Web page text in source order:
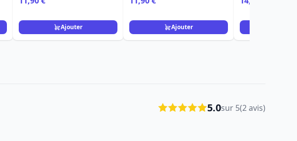
Ajouter Ajouter
5.0sur 5(2 avis)